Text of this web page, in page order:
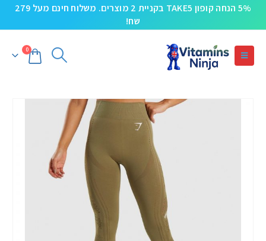
5% הנחה קופון TAKE5 בקניית 2 מוצרים. משלוח חינם מעל 279
שח!
0